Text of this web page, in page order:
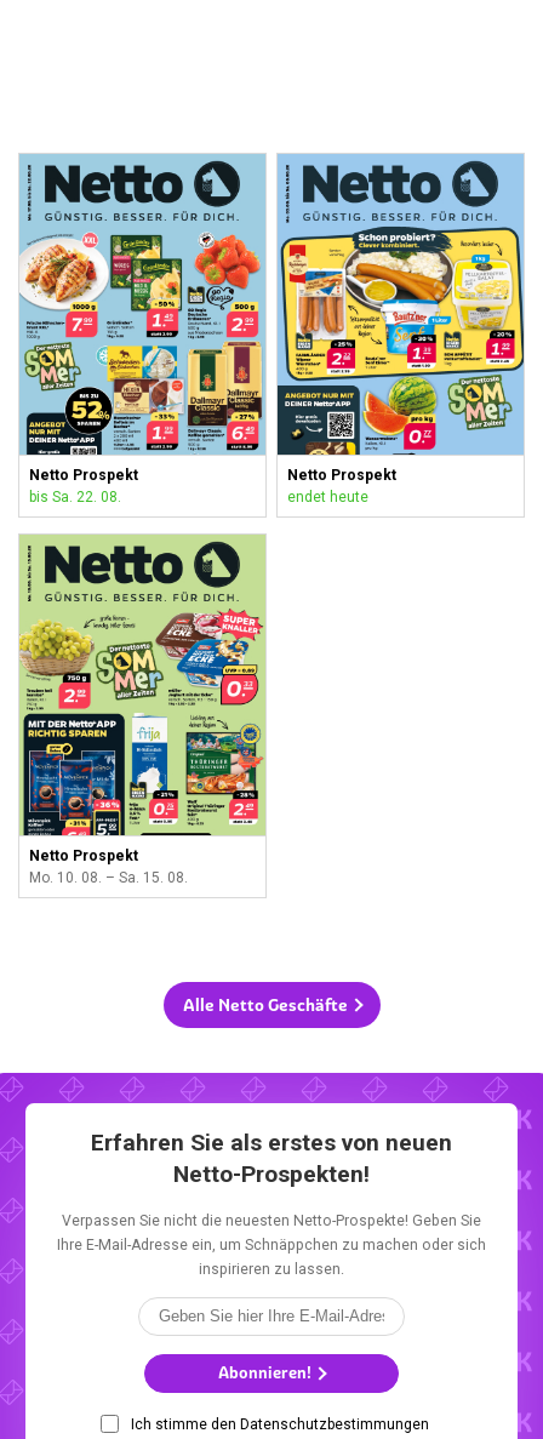
Netto Prospekt
bis Sa. 22. 08.
Netto Prospekt
endet heute
Netto Prospekt
Mo. 10. 08. – Sa. 15. 08.
Alle Netto Geschäfte
Erfahren Sie als erstes von neuen
Netto-Prospekten!
Verpassen Sie nicht die neuesten Netto-Prospekte! Geben Sie
Ihre E-Mail-Adresse ein, um Schnäppchen zu machen oder sich
inspirieren zu lassen.
Abonnieren!
Ich stimme den Datenschutzbestimmungen